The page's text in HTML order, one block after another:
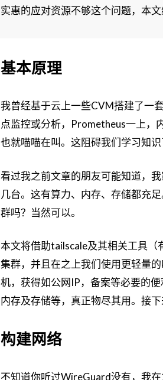
实惠的应对资源不够这个问题，本文
基本原理
我曾经基于云上一些CVM搭建了一
点监控或分析，Prometheus一上，
也就喵喵在叫。这阻碍我们学习知识
看过我之前文章的朋友可能知道，
几台。这有算力、内存、存储都充
群吗？当然可以。
本文将借助tailscale及其相关工具
集群，并且在之上我们使用更轻量
机，获得如公网IP，备案等必要的
内存及存储等，真正物尽其用。接
构建网络
不知道你听过WireGuard没有，我